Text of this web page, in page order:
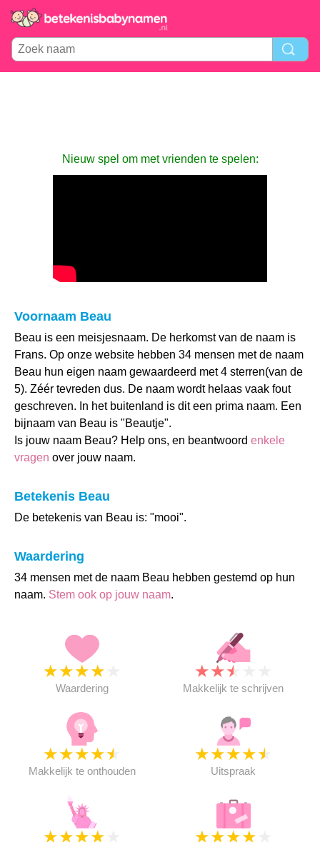
Nieuw spel om met vrienden te spelen:
Voornaam Beau
Beau is een meisjesnaam. De herkomst van de naam is
Frans. Op onze website hebben 34 mensen met de naam
Beau hun eigen naam gewaardeerd met 4 sterren(van de
5). Zéér tevreden dus. De naam wordt helaas vaak fout
geschreven. In het buitenland is dit een prima naam. Een
bijnaam van Beau is "Beautje".
Is jouw naam Beau? Help ons, en beantwoord enkele
vragen over jouw naam.
Betekenis Beau
De betekenis van Beau is: "mooi".
Waardering
34 mensen met de naam Beau hebben gestemd op hun
naam. Stem ook op jouw naam.
★★★★
Waardering
★★★
Makkelijk te schrijven
★★★★★
Makkelijk te onthouden
★★★★★
Uitspraak
★★★★ ★★★★